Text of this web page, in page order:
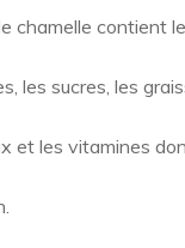
chamelle contient
les sucres, les
et les vitamines